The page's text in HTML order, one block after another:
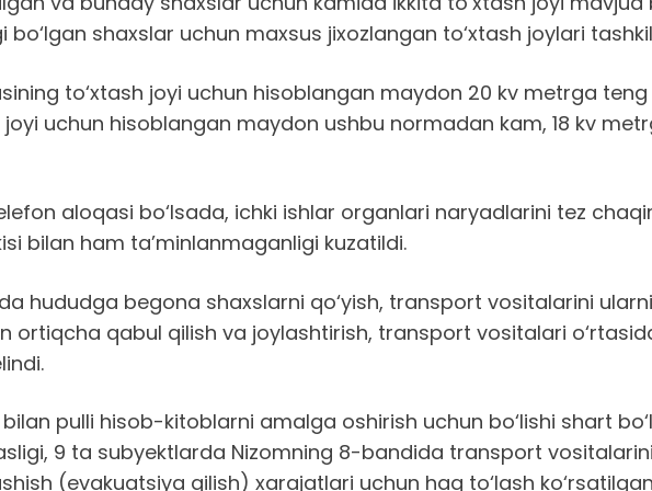
shaxslar uchun maxsus jixozlangan to‘xtash joylari
to‘xtash joyi uchun hisoblangan maydon 20 kv metrga
joyi uchun hisoblangan maydon ushbu normadan kam, 18 kv
aloqasi bo‘lsada, ichki ishlar organlari naryadlarini tez
bilan ham ta’minlanmaganligi kuzatildi.
hududga begona shaxslarni qo‘yish, transport vositalarini
ortiqcha qabul qilish va joylashtirish, transport vositalari
pulli hisob-kitoblarni amalga oshirish uchun bo‘lishi shart
9 ta subyektlarda Nizomning 8-bandida transport
(evakuatsiya qilish) xarajatlari uchun haq to‘lash